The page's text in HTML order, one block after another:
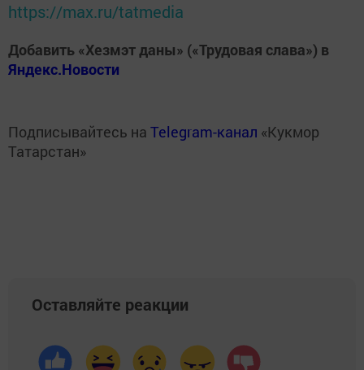
https://max.ru/tatmedia
Добавить «Хезмэт даны» («Трудовая слава») в
Яндекс.Новости
Подписывайтесь на Telegram-канал «Кукмор
Татарстан»
Оставляйте реакции